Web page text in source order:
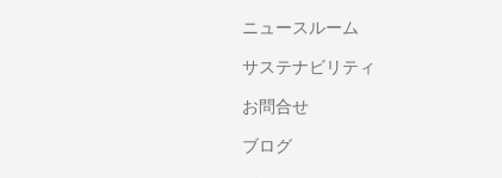
ニュースルーム
サステナビリティ
お問合せ
ブログ